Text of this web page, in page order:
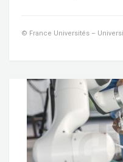
© France Universités –